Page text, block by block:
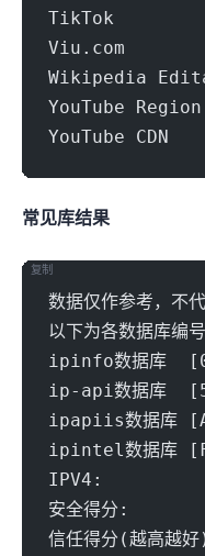
TikTok
Viu.com
Wikipedia
YouTube
YouTube
常见IP库结果
数据仅作参考，不
以下为各数据库编
ipinfo数据库
ip-api数据库
ipapiis数据库
ipintel数据库
IPV4:
安全得分:
信任得分(越高
复制